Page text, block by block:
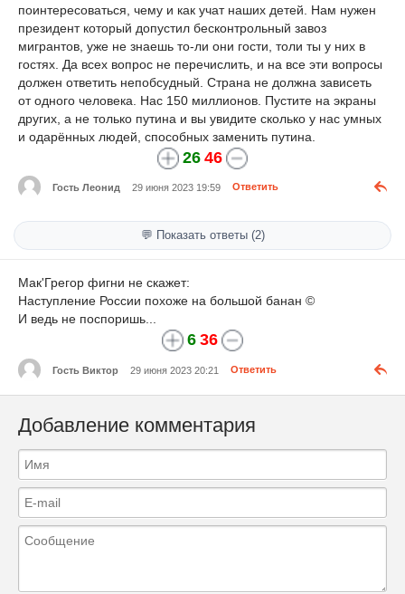
поинтересоваться, чему и как учат наших детей. Нам нужен
президент который допустил бесконтрольный завоз
мигрантов, уже не знаешь то-ли они гости, толи ты у них в
гостях. Да всех вопрос не перечислить, и на все эти вопросы
должен ответить непобсудный. Страна не должна зависеть
от одного человека. Нас 150 миллионов. Пустите на экраны
других, а не только путина и вы увидите сколько у нас умных
и одарённых людей, способных заменить путина.
26 46
Гость Леонид 29 июня 2023 19:59 Ответить
💬 Показать ответы (2)
Мак'Грегор фигни не скажет:
Наступление России похоже на большой банан ©
И ведь не поспоришь...
6 36
Гость Виктор 29 июня 2023 20:21 Ответить
Добавление комментария